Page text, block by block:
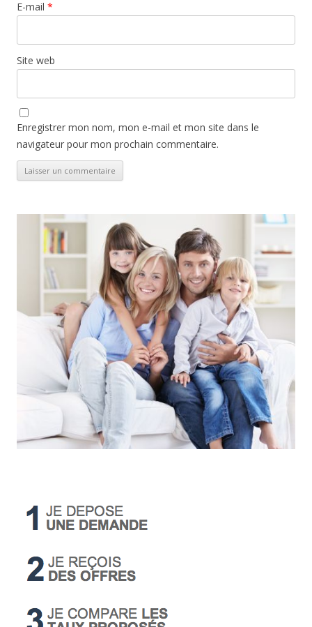
E-mail *
Site web
Enregistrer mon nom, mon e-mail et mon site dans le
navigateur pour mon prochain commentaire.